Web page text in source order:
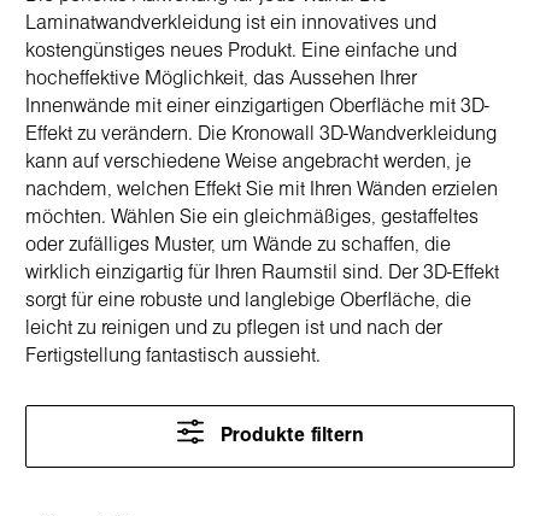
Laminatwandverkleidung ist ein innovatives und
kostengünstiges neues Produkt. Eine einfache und
hocheffektive Möglichkeit, das Aussehen Ihrer
Innenwände mit einer einzigartigen Oberfläche mit 3D-
Effekt zu verändern. Die Kronowall 3D-Wandverkleidung
kann auf verschiedene Weise angebracht werden, je
nachdem, welchen Effekt Sie mit Ihren Wänden erzielen
möchten. Wählen Sie ein gleichmäßiges, gestaffeltes
oder zufälliges Muster, um Wände zu schaffen, die
wirklich einzigartig für Ihren Raumstil sind. Der 3D-Effekt
sorgt für eine robuste und langlebige Oberfläche, die
leicht zu reinigen und zu pflegen ist und nach der
Fertigstellung fantastisch aussieht.
Produkte filtern